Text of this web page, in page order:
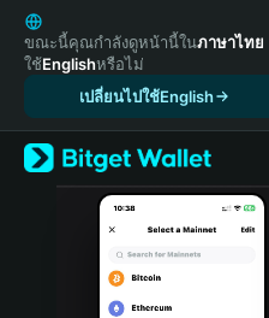
English
日本語
Tiếng Việt
Español (Latinoamérica)
Türkçe
Italiano
ขณะนี้คุณกำลังดูหน้านี้ในภาษาไทย
ใช้Englishหรือไม่
เปลี่ยนไปใช้English